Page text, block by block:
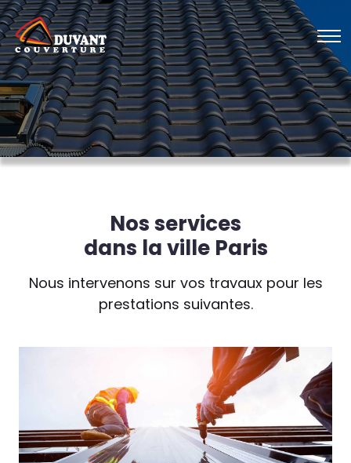
Nos services
dans la ville Paris
Nous intervenons sur vos travaux pour les
prestations suivantes.